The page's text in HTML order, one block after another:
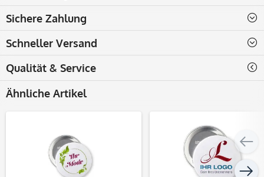
Sichere Zahlung
Schneller Versand
Qualität & Service
Ähnliche Artikel